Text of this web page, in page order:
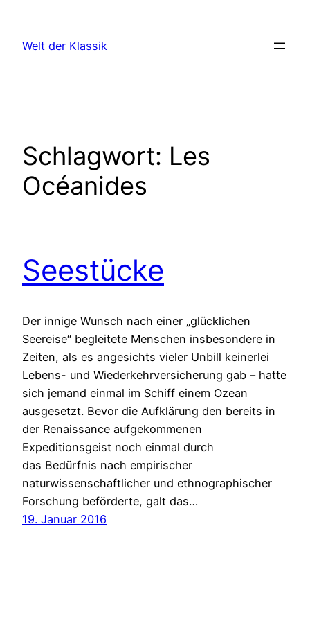
springen
Welt der Klassik
Schlagwort: Les
Océanides
Seestücke
Der innige Wunsch nach einer „glücklichen
Seereise“ begleitete Menschen insbesondere in
Zeiten, als es angesichts vieler Unbill keinerlei
Lebens- und Wiederkehrversicherung gab – hatte
sich jemand einmal im Schiff einem Ozean
ausgesetzt. Bevor die Aufklärung den bereits in
der Renaissance aufgekommenen
Expeditionsgeist noch einmal durch
das Bedürfnis nach empirischer
naturwissenschaftlicher und ethnographischer
Forschung beförderte, galt das…
19. Januar 2016